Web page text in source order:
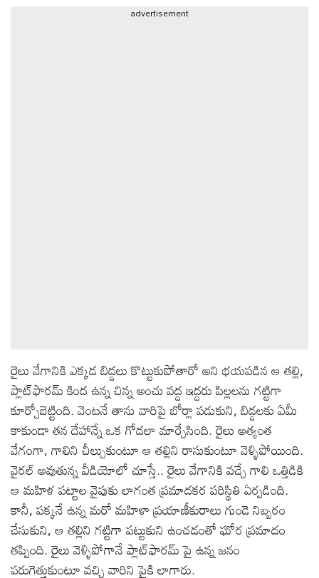
advertisement
రైలు వేగానికి ఎక్కడ బిడ్డలు కొట్టుకుపోతారో అని భయపడిన ఆ తల్లి,
ప్లాట్‌ఫారమ్ కింద ఉన్న చిన్న అంచు వద్ద ఇద్దరు పిల్లలను గట్టిగా
కూర్చోబెట్టింది. వెంటనే తాను వారిపై బోర్లా పడుకుని, బిడ్డలకు ఏమీ
కాకుండా తన దేహాన్నే ఒక గోడలా మార్చేసింది. రైలు అత్యంత
వేగంగా, గాలిని చీల్చుకుంటూ ఆ తల్లిని రాసుకుంటూ వెళ్ళిపోయింది.
వైరల్ అవుతున్న వీడియోలో చూస్తే.. రైలు వేగానికి వచ్చే గాలి ఒత్తిడికి
ఆ మహిళ పట్టాల వైపుకు లాగంత ప్రమాదకర పరిస్థితి ఏర్పడింది.
కానీ, పక్కనే ఉన్న మరో మహిళా ప్రయాణీకురాలు గుండె నిబ్బరం
చేసుకుని, ఆ తల్లిని గట్టిగా పట్టుకుని ఉంచడంతో ఘోర ప్రమాదం
తప్పింది. రైలు వెళ్ళిపోగానే ప్లాట్‌ఫారమ్ పై ఉన్న జనం
పరుగెత్తుకుంటూ వచ్చి వారిని పైకి లాగారు.